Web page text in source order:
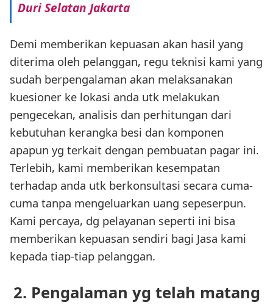
Duri Selatan Jakarta
Demi memberikan kepuasan akan hasil yang
diterima oleh pelanggan, regu teknisi kami yang
sudah berpengalaman akan melaksanakan
kuesioner ke lokasi anda utk melakukan
pengecekan, analisis dan perhitungan dari
kebutuhan kerangka besi dan komponen
apapun yg terkait dengan pembuatan pagar ini.
Terlebih, kami memberikan kesempatan
terhadap anda utk berkonsultasi secara cuma-
cuma tanpa mengeluarkan uang sepeserpun.
Kami percaya, dg pelayanan seperti ini bisa
memberikan kepuasan sendiri bagi Jasa kami
kepada tiap-tiap pelanggan.
2. Pengalaman yg telah matang